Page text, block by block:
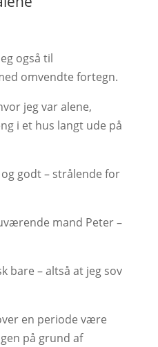
også til
omvendte fortegn.
jeg var alene,
i et hus langt ude på
godt – strålende for
mand Peter –
bare – altså at jeg sov
en periode være
på grund af